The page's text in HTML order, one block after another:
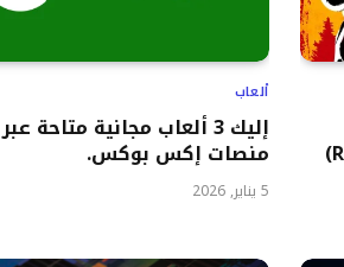
لعبة (Red Dead Redemption 2)
ألعاب
إليك 3 ألعاب مجانية متاحة عبر
منصات إكس بوكس.
5 يناير, 2026